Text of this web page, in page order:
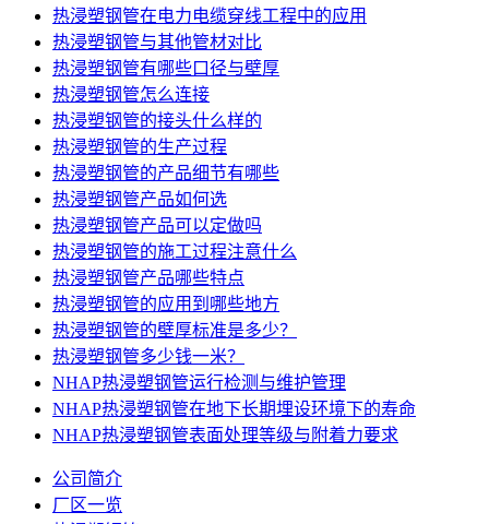
热浸塑钢管在电力电缆穿线工程中的应用
热浸塑钢管与其他管材对比
热浸塑钢管有哪些口径与壁厚
热浸塑钢管怎么连接
热浸塑钢管的接头什么样的
热浸塑钢管的生产过程
热浸塑钢管的产品细节有哪些
热浸塑钢管产品如何选
热浸塑钢管产品可以定做吗
热浸塑钢管的施工过程注意什么
热浸塑钢管产品哪些特点
热浸塑钢管的应用到哪些地方
热浸塑钢管的壁厚标准是多少？
热浸塑钢管多少钱一米？
NHAP热浸塑钢管运行检测与维护管理
NHAP热浸塑钢管在地下长期埋设环境下的寿命
NHAP热浸塑钢管表面处理等级与附着力要求
公司简介
厂区一览